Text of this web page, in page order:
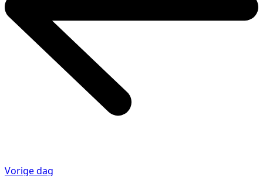
Vorige dag